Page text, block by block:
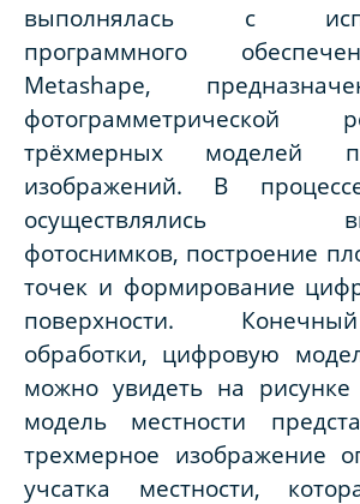
выполнялась с
программного
Metashape,
фотограмметрической
трёхмерных моделей
изображений. В
осуществлялись
фотоснимков, построение
точек и формирование
поверхности.
обработки, цифровую
можно увидеть на
модель местности
трехмерное изображение
учсатка местности,